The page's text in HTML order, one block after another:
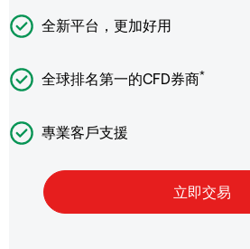
全新平台，更加好用
全球排名第一的CFD券商*
專業客戶支援